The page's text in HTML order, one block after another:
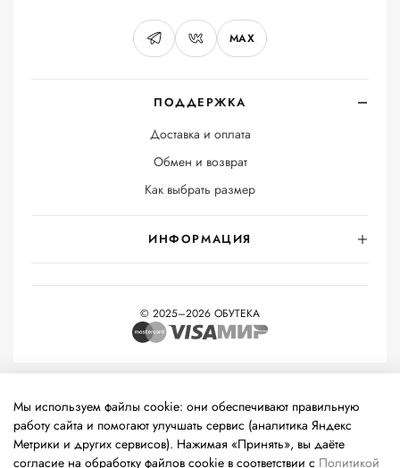
ПОДДЕРЖКА
Доставка и оплата
Обмен и возврат
Как выбрать размер
ИНФОРМАЦИЯ
MAX
© 2025–2026 ОБУТЕКА
технологии
(информационные технологии предоставления
информации на основе сбора, систематизации и анализа
сведений, относящихся к предпочтениям пользователей сети
«Интернет», находящихся на территории Российской
Мы используем файлы cookie: они обеспечивают правильную
работу сайта и помогают улучшать сервис (аналитика Яндекс
Метрики и других сервисов). Нажимая «Принять», вы даёте
согласие на обработку файлов cookie в соответствии с Политикой